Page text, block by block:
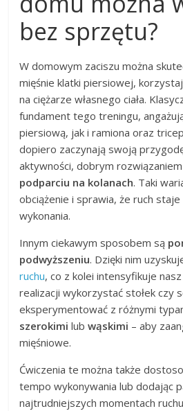
bez sprzętu?
W domowym zaciszu można
mięśnie klatki piersiowej,
na ciężarze własnego ciała.
fundament tego treningu,
piersiową, jak i ramiona oraz
dopiero zaczynają swoją
aktywności, dobrym
podparciu na kolanach. Taki
obciążenie i sprawia, że ruch
wykonania.
Innym ciekawym sposobem są
podwyższeniu. Dzięki nim
ruchu, co z kolei intensyfikuje
realizacji wykorzystać stołek czy
eksperymentować z różnymi
szerokimi lubwąskimi – aby
mięśniowe.
Ćwiczenia te można także
tempo wykonywania lub dodając
najtrudniejszych momentach